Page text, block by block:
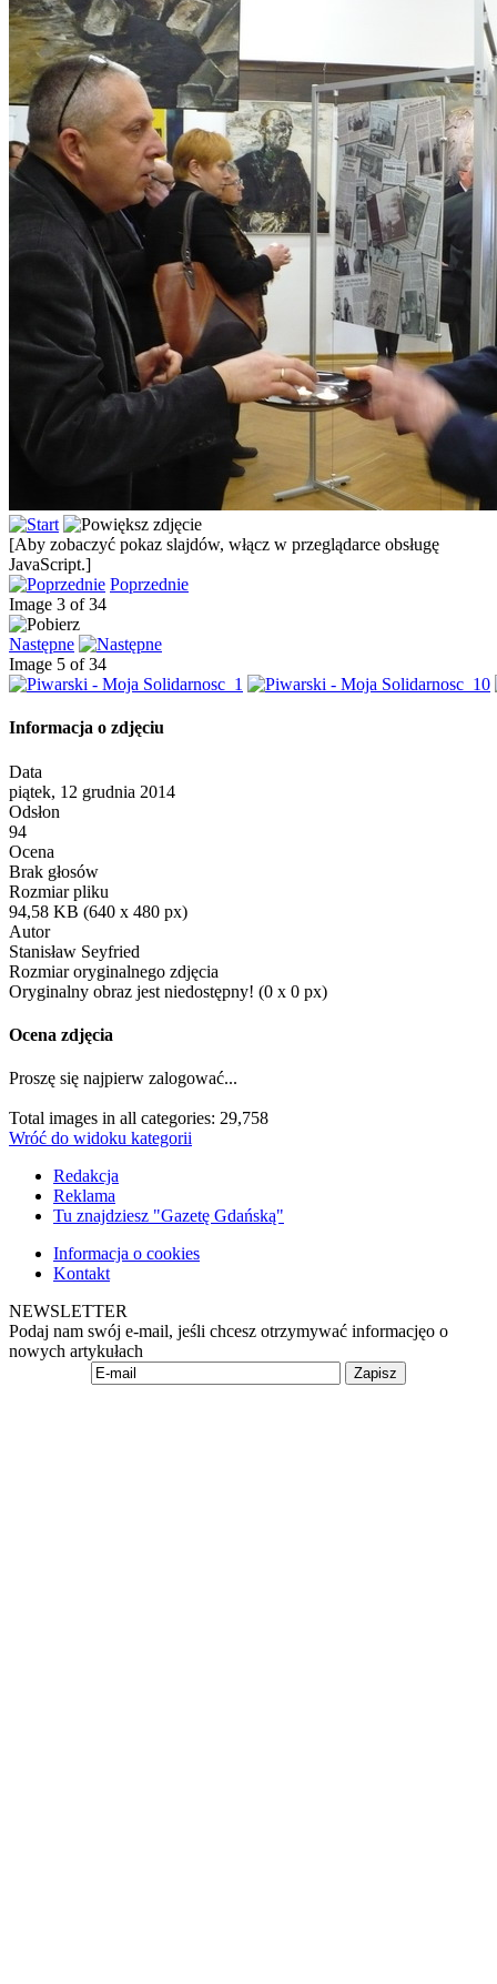
[Aby zobaczyć pokaz slajdów, włącz w przeglądarce obsługę
JavaScript.]
Poprzednie
Image 3 of 34
Następne
Image 5 of 34
Informacja o zdjęciu
Data
piątek, 12 grudnia 2014
Odsłon
94
Ocena
Brak głosów
Rozmiar pliku
94,58 KB (640 x 480 px)
Autor
Stanisław Seyfried
Rozmiar oryginalnego zdjęcia
Oryginalny obraz jest niedostępny! (0 x 0 px)
Ocena zdjęcia
Proszę się najpierw zalogować...
Total images in all categories: 29,758
Wróć do widoku kategorii
Redakcja
Reklama
Tu znajdziesz "Gazetę Gdańską"
Informacja o cookies
Kontakt
NEWSLETTER
Podaj nam swój e-mail, jeśli chcesz otrzymywać informacjęo o
nowych artykułach
Zapisz